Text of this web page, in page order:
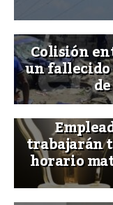
Colisión
un
trabajarán
horario